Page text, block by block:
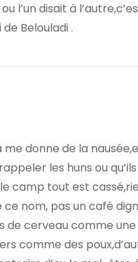
l’un disait à
Belouladi .
donne de la
les huns ou
camp tout est
nom, pas un café
cerveau comme
comme des